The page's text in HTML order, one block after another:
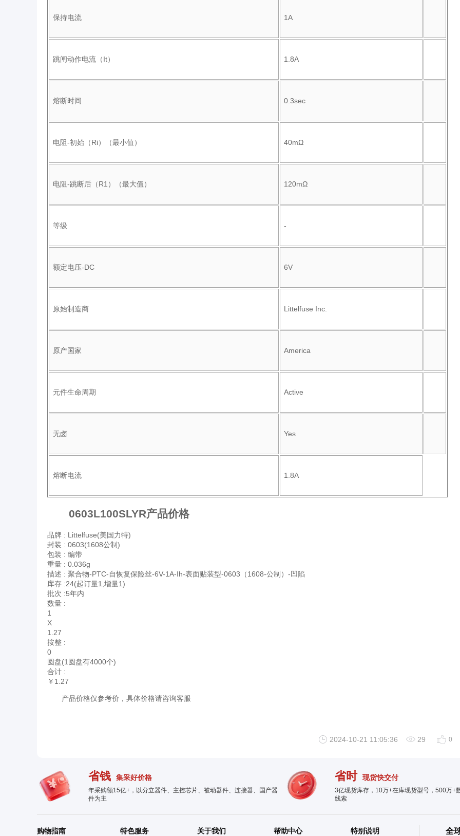
保持电流 1A
跳闸动作电流（It） 1.8A
熔断时间 0.3sec
电阻-初始（Ri）（最小值） 40mΩ
电阻-跳断后（R1）（最大值） 120mΩ
等级 -
额定电压-DC 6V
原始制造商 Littelfuse Inc.
原产国家 America
元件生命周期 Active
无卤 Yes
熔断电流 1.8A
0603L100SLYR产品价格
品牌 : Littelfuse(美国力特)
封装 : 0603(1608公制)
包装 : 编带
重量 : 0.036g
描述 : 聚合物-PTC-自恢复保险丝-6V-1A-Ih-表面贴装型-0603（1608-公制）-凹陷
库存 :24(起订量1,增量1)
批次 :5年内
数量 :
X
1.27
按整 :
圆盘(1圆盘有4000个)
合计 :
￥1.27
产品价格仅参考价，具体价格请咨询客服
2024-10-21 11:05:36 29 0
省钱 集采好价格
年采购额15亿+，以分立器件、主控芯片、被动器件、连接器、国产器
件为主
省时 现货快交付
3亿现货库存，10万+在库现货型号，500万+
线索
购物指南 特色服务 关于我们 帮助中心 特别说明 全